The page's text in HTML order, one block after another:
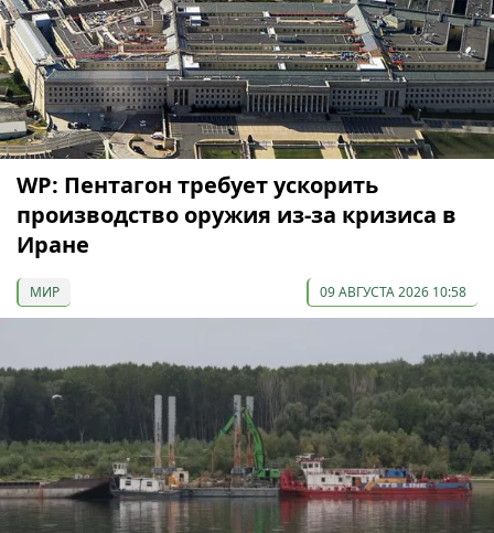
WP: Пентагон требует ускорить
производство оружия из-за кризиса в
Иране
МИР 09 АВГУСТА 2026 10:58